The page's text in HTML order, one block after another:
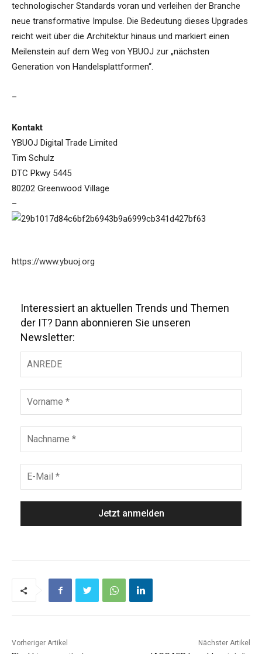
technologischer Standards voran und verleihen der Branche
neue transformative Impulse. Die Bedeutung dieses Upgrades
reicht weit über die Architektur hinaus und markiert einen
Meilenstein auf dem Weg von YBUOJ zur „nächsten
Generation von Handelsplattformen“.
–
Kontakt
YBUOJ Digital Trade Limited
Tim Schulz
DTC Pkwy 5445
80202 Greenwood Village
–
https://www.ybuoj.org
Interessiert an aktuellen Trends und Themen
der IT? Dann abonnieren Sie unseren
Newsletter:
Vorheriger Artikel Nächster Artikel